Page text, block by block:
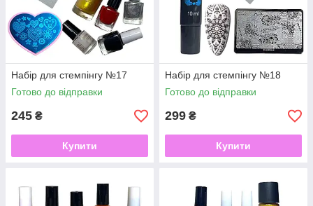
Набір для стемпінгу №17
Готово до відправки
245 ₴
Купити
Набір для стемпінгу №18
Готово до відправки
299 ₴
Купити